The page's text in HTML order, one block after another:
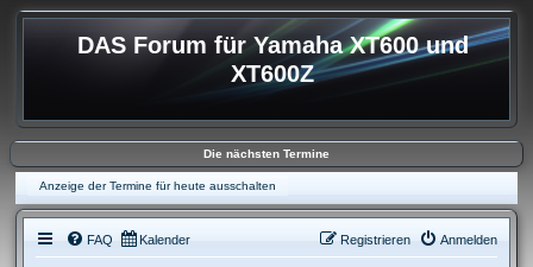
DAS Forum für Yamaha XT600 und
XT600Z
Die nächsten Termine
Anzeige der Termine für heute ausschalten
FAQ Kalender Anmelden
Registrieren